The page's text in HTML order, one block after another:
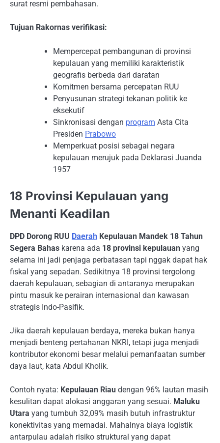
surat resmi pembahasan.
Tujuan Rakornas verifikasi:
Mempercepat pembangunan di provinsi
kepulauan yang memiliki karakteristik
geografis berbeda dari daratan
Komitmen bersama percepatan RUU
Penyusunan strategi tekanan politik ke
eksekutif
Sinkronisasi dengan program Asta Cita
Presiden Prabowo
Memperkuat posisi sebagai negara
kepulauan merujuk pada Deklarasi Juanda
1957
18 Provinsi Kepulauan yang
Menanti Keadilan
DPD Dorong RUU Daerah Kepulauan Mandek 18 Tahun
Segera Bahas karena ada 18 provinsi kepulauan yang
selama ini jadi penjaga perbatasan tapi nggak dapat hak
fiskal yang sepadan. Sedikitnya 18 provinsi tergolong
daerah kepulauan, sebagian di antaranya merupakan
pintu masuk ke perairan internasional dan kawasan
strategis Indo-Pasifik.
Jika daerah kepulauan berdaya, mereka bukan hanya
menjadi benteng pertahanan NKRI, tetapi juga menjadi
kontributor ekonomi besar melalui pemanfaatan sumber
daya laut, kata Abdul Kholik.
Contoh nyata: Kepulauan Riau dengan 96% lautan masih
kesulitan dapat alokasi anggaran yang sesuai. Maluku
Utara yang tumbuh 32,09% masih butuh infrastruktur
konektivitas yang memadai. Mahalnya biaya logistik
antarpulau adalah risiko struktural yang dapat